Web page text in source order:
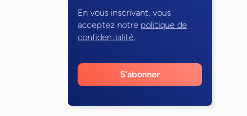
En vous inscrivant, vous
acceptez notre politique de
confidentialité.
S'abonner